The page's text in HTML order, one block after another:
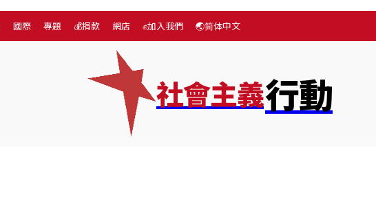
國際 專題 💰捐款 網店 ✊加入我們 🌏简体中文
社會主義行動